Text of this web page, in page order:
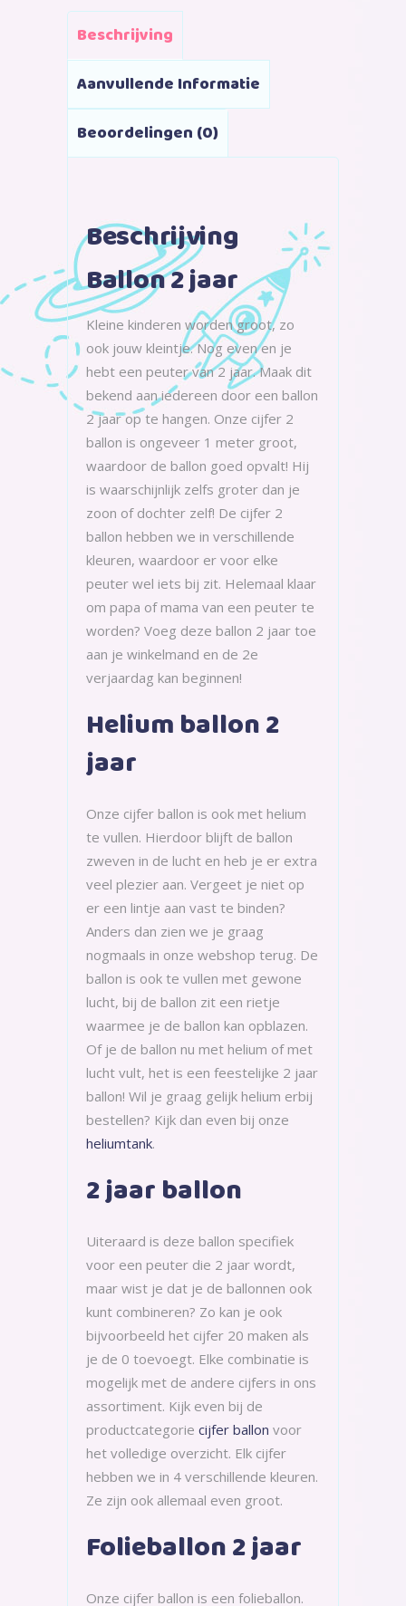
Beschrijving
Aanvullende Informatie
Beoordelingen (0)
Beschrijving
Ballon 2 jaar
Kleine kinderen worden groot, zo
ook jouw kleintje. Nog even en je
hebt een peuter van 2 jaar. Maak dit
bekend aan iedereen door een ballon
2 jaar op te hangen. Onze cijfer 2
ballon is ongeveer 1 meter groot,
waardoor de ballon goed opvalt! Hij
is waarschijnlijk zelfs groter dan je
zoon of dochter zelf! De cijfer 2
ballon hebben we in verschillende
kleuren, waardoor er voor elke
peuter wel iets bij zit. Helemaal klaar
om papa of mama van een peuter te
worden? Voeg deze ballon 2 jaar toe
aan je winkelmand en de 2e
verjaardag kan beginnen!
Helium ballon 2
jaar
Onze cijfer ballon is ook met helium
te vullen. Hierdoor blijft de ballon
zweven in de lucht en heb je er extra
veel plezier aan. Vergeet je niet op
er een lintje aan vast te binden?
Anders dan zien we je graag
nogmaals in onze webshop terug. De
ballon is ook te vullen met gewone
lucht, bij de ballon zit een rietje
waarmee je de ballon kan opblazen.
Of je de ballon nu met helium of met
lucht vult, het is een feestelijke 2 jaar
ballon! Wil je graag gelijk helium erbij
bestellen? Kijk dan even bij onze
heliumtank.
2 jaar ballon
Uiteraard is deze ballon specifiek
voor een peuter die 2 jaar wordt,
maar wist je dat je de ballonnen ook
kunt combineren? Zo kan je ook
bijvoorbeeld het cijfer 20 maken als
je de 0 toevoegt. Elke combinatie is
mogelijk met de andere cijfers in ons
assortiment. Kijk even bij de
productcategorie cijfer ballon voor
het volledige overzicht. Elk cijfer
hebben we in 4 verschillende kleuren.
Ze zijn ook allemaal even groot.
Folieballon 2 jaar
Onze cijfer ballon is een folieballon.